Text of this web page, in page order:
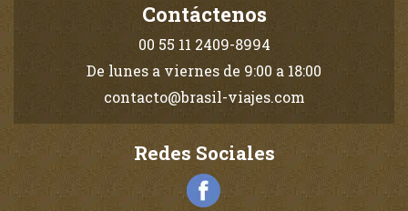
Contáctenos
00 55 11 2409-8994
De lunes a viernes de 9:00 a 18:00
contacto@brasil-viajes.com
Redes Sociales